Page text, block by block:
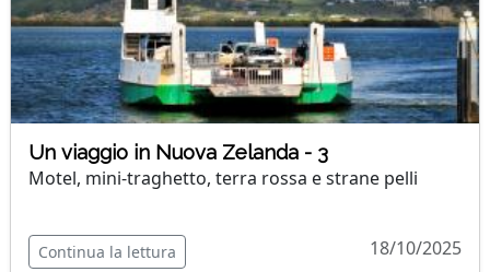
Un viaggio in Nuova Zelanda - 3
Motel, mini-traghetto, terra rossa e strane pelli
Continua la lettura 18/10/2025